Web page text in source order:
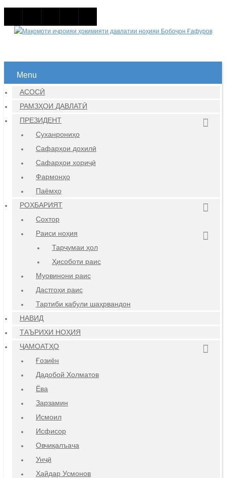
Menu
АСОСӢ
РАМЗҲОИ ДАВЛАТӢ
ПРЕЗИДЕНТ
Суханрониҳо
Сафарҳои дохилӣ
Сафарҳои хориҷӣ
Фармонҳо
Паёмҳо
РОҲБАРИЯТ
Сохтор
Раиси ноҳия
Тарҷумаи ҳол
Ҳисоботи раис
Муовинони раис
Дастгоҳи раис
Тартиби қабули шаҳрвандон
НАВИД
ТАЪРИХИ НОҲИЯ
ҶАМОАТҲО
Ғозиён
Дадобой Холматов
Ёва
Зарзамин
Исмоил
Исфисор
Овчиқалъача
Унҷӣ
Ҳайдар Усмонов